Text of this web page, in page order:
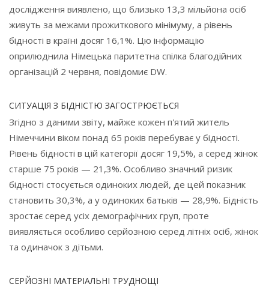
дослідження виявлено, що близько 13,3 мільйона осіб
живуть за межами прожиткового мінімуму, а рівень
бідності в країні досяг 16,1%. Цю інформацію
оприлюднила Німецька паритетна спілка благодійних
організацій 2 червня, повідомиє DW.
СИТУАЦІЯ З БІДНІСТЮ ЗАГОСТРЮЄТЬСЯ
Згідно з даними звіту, майже кожен п'ятий житель
Німеччини віком понад 65 років перебуває у бідності.
Рівень бідності в цій категорії досяг 19,5%, а серед жінок
старше 75 років — 21,3%. Особливо значний ризик
бідності стосується одиноких людей, де цей показник
становить 30,3%, а у одиноких батьків — 28,9%. Бідність
зростає серед усіх демографічних груп, проте
виявляється особливо серйозною серед літніх осіб, жінок
та одиначок з дітьми.
СЕРЙОЗНІ МАТЕРІАЛЬНІ ТРУДНОЩІ